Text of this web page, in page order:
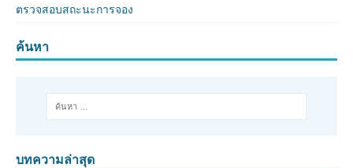
ตรวจสอบสถะนะการจอง
ค้นหา
บทความล่าสุด